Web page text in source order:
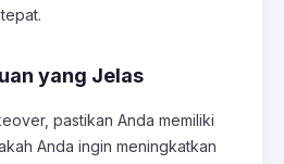
yang Jelas
pastikan Anda memiliki
Anda ingin meningkatkan